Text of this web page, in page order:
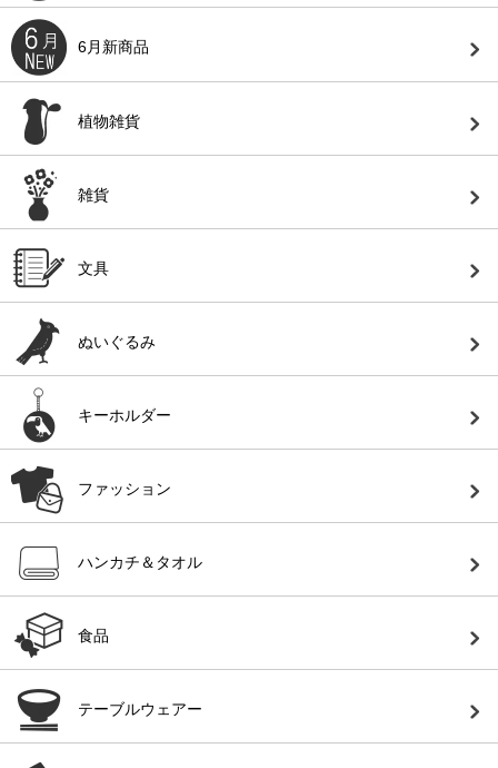
6月新商品
植物雑貨
雑貨
文具
ぬいぐるみ
キーホルダー
ファッション
ハンカチ＆タオル
食品
テーブルウェアー